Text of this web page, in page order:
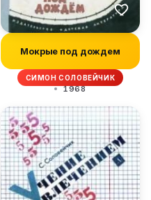
Мокрые под дождем
СИМОН СОЛОВЕЙЧИК
1968